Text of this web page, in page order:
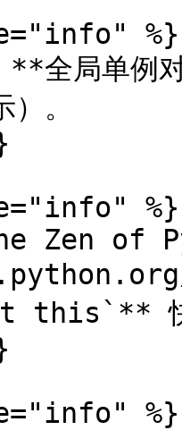
%}
**全局单
。
%}
Zen of
this`** 快
%}